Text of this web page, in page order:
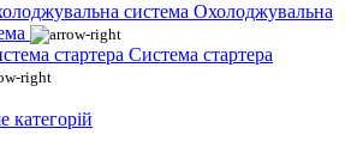
Охолоджувальна
Система стартера
категорій